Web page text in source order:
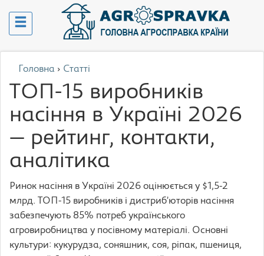
Головна › Статті
ТОП-15 виробників
насіння в Україні 2026
— рейтинг, контакти,
аналітика
Ринок насіння в Україні 2026 оцінюється у $1,5-2
млрд. ТОП-15 виробників і дистриб’юторів насіння
забезпечують 85% потреб українського
агровиробництва у посівному матеріалі. Основні
культури: кукурудза, соняшник, соя, ріпак, пшениця,